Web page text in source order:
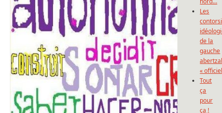
Les
de la
gauche
«
Tout
ça
pour
ça !